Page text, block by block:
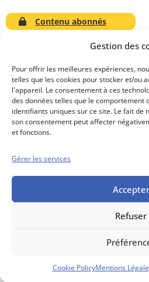
Gestion des
Pour offrir les meilleures expériences,
telles que les cookies pour stocker et/ou
l'appareil. Le consentement à ces
des données telles que le comportement
identifiants uniques sur ce site. Le fait de
son consentement peut affecter
et fonctions.
Gérer les services
Accepter
Refuser
Cookie PolicyMentions
Contenu abonnés
Conseils boursiers depuis 1952
une